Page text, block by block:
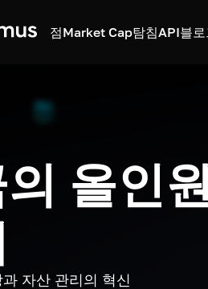
점Market Cap탐침API블
올인
자산 관리의 혁신